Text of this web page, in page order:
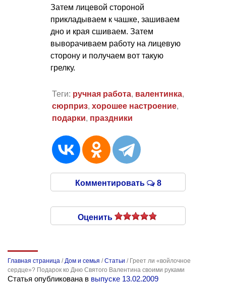
Затем лицевой стороной
прикладываем к чашке, зашиваем
дно и края сшиваем. Затем
выворачиваем работу на лицевую
сторону и получаем вот такую
грелку.
Теги: ручная работа, валентинка,
сюрприз, хорошее настроение,
подарки, праздники
Комментировать 8
Оценить
Главная страница /Дом и семья /Статьи / Греет ли «войлочное
сердце»? Подарок ко Дню Святого Валентина своими руками
Статья опубликована в выпуске 13.02.2009